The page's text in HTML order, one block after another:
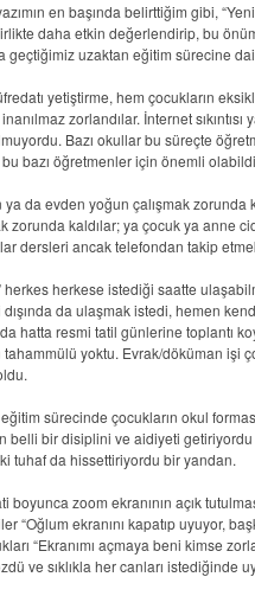
en başında belirttiğim gibi,
daha etkin değerlendirip, bu
geçtiğimiz uzaktan eğitim sürecine
yetiştirme, hem çocukların
zorlandılar. İnternet
Bazı okullar bu süreçte
bu bazı öğretmenler için önemli
da evden yoğun çalışmak
zorunda kaldılar; ya çocuk ya anne
dersleri ancak telefondan takip
herkes herkese istediği saatte
dışında da ulaşmak istedi, hemen
hatta resmi tatil günlerine toplantı
yoktu. Evrak/döküman işi
sürecinde çocukların okul
belli bir disiplini ve aidiyeti
tuhaf da hissettiriyordu bir yandan.
boyunca zoom ekranının açık
“Oğlum ekranını kapatıp uyuyor,
“Ekranımı açmaya beni kimse
ve sıklıkla her canları istediğinde